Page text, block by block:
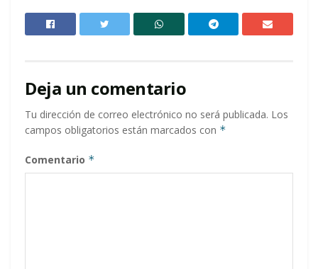
Deja un comentario
Tu dirección de correo electrónico no será publicada. Los
campos obligatorios están marcados con *
Comentario *